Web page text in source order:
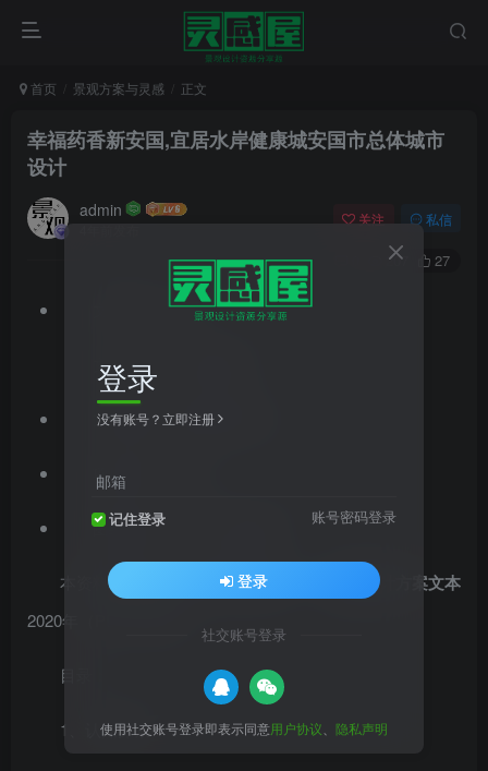
首页 景观方案与灵感 正文
幸福药香新安国,宜居水岸健康城安国市总体城市
设计
admin
4年前发布
关注 私信
207 27
文件格式：pdf
文件大小：108.99MB
文档类型：景观方案文本
项目位置：河北
图纸深度 ：方案（初设图）
本资料是[河北]生态宜居健康总体 城市设计方案文本
2020年（PDF+218页）
目录：
1、认知探索
登录
没有账号？立即注册
邮箱
记住登录 账号密码登录
登录
社交账号登录
使用社交账号登录即表示同意用户协议 隐私声明